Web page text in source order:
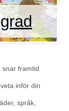
snar framtid
inför din
språk,